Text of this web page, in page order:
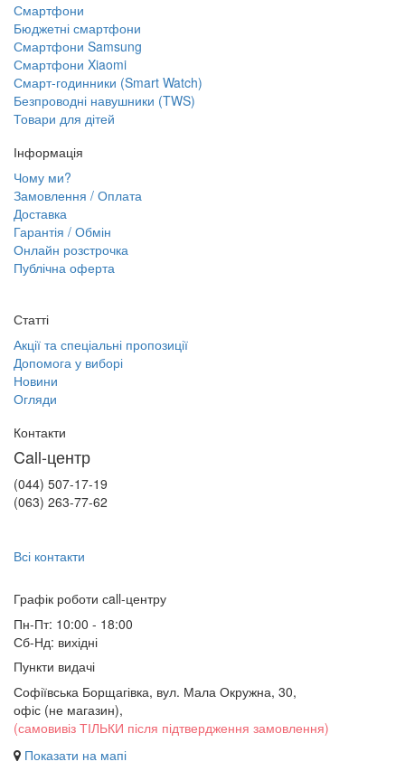
Смартфони
Бюджетні смартфони
Смартфони Samsung
Смартфони Xiaomi
Смарт-годинники (Smart Watch)
Безпроводні навушники (TWS)
Товари для дітей
Інформація
Чому ми?
Замовлення / Оплата
Доставка
Гарантія / Обмін
Онлайн розстрочка
Публічна оферта
Статті
Акції та спеціальні пропозиції
Допомога у виборі
Новини
Огляди
Контакти
Call-центр
(044) 507-17-19
(063) 263-77-62
Всі контакти
Графік роботи сall-центру
Пн-Пт: 10:00 - 18:00
Сб-Нд: вихідні
Пункти видачі
Софіївська Борщагівка, вул. Мала Окружна, 30,
офіс (не магазин),
(самовивіз ТІЛЬКИ після підтвердження замовлення)
Показати на мапі